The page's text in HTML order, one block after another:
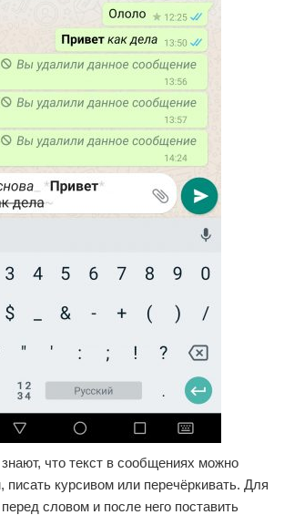
что текст в сообщениях можно
курсивом или перечёркивать. Для
словом и после него поставить